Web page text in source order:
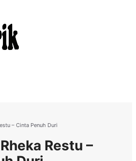
– Cinta Penuh Duri
Restu –